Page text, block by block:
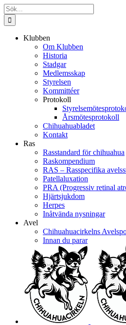
Fortsätt
till
innehållet
Sök
efter:
Klubben
Om Klubben
Historia
Stadgar
Medlemsskap
Styrelsen
Kommittéer
Protokoll
Årsmötesprotokoll
Chihuahuabladet
Kontakt
Ras
Rasstandard för chihuahua
Raskompendium
RAS – Rasspecifika
Patellaluxation
PRA (Progressiv retinal
Hjärtsjukdom
Herpes
Inåtvända nysningar
Avel
Chihuahuacirkelns
Innan du parar